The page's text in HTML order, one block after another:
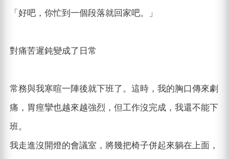
「好吧，你忙到一個段落就回家吧。」
對痛苦遲鈍變成了日常
常務與我寒暄一陣後就下班了。這時，我的胸口傳來劇
痛，胃痙攣也越來越強烈，但工作沒完成，我還不能下
班。
我走進沒開燈的會議室，將幾把椅子併起來躺在上面，